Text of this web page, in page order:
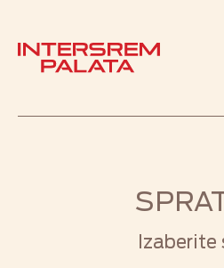
Izaberite